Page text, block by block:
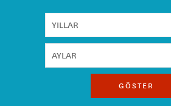
GÖSTER